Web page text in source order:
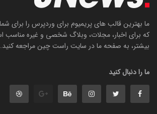
ما بهترین قالب های پریمیوم برای وردپرس را برای
که برای اخبار، مجلات، وبلاگ شخصی و غیره مناسب
بیشتر، به صفحه ما در سایت راست چین مراجعه کنید.
ما را دنبال کنید